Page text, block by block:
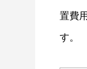
置費
す。